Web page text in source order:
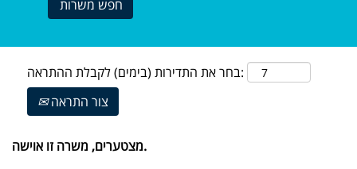
בחר את התדירות (בימים) לקבלת ההתראה:
צור התראה
מצטערים, משרה זו אוישה.